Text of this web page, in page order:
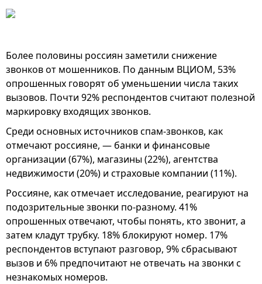
Более половины россиян заметили снижение
звонков от мошенников. По данным ВЦИОМ, 53%
опрошенных говорят об уменьшении числа таких
вызовов. Почти 92% респондентов считают полезной
маркировку входящих звонков.
Среди основных источников спам-звонков, как
отмечают россияне, — банки и финансовые
организации (67%), магазины (22%), агентства
недвижимости (20%) и страховые компании (11%).
Россияне, как отмечает исследование, реагируют на
подозрительные звонки по-разному. 41%
опрошенных отвечают, чтобы понять, кто звонит, а
затем кладут трубку. 18% блокируют номер. 17%
респондентов вступают разговор, 9% сбрасывают
вызов и 6% предпочитают не отвечать на звонки с
незнакомых номеров.